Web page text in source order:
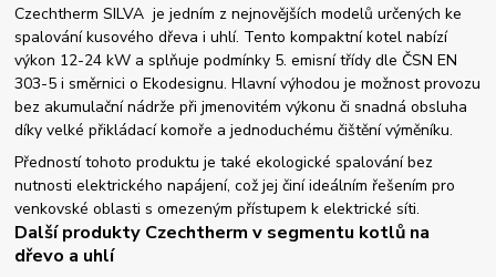
Czechtherm SILVA je jedním z nejnovějších modelů určených ke
spalování kusového dřeva i uhlí. Tento kompaktní kotel nabízí
výkon 12-24 kW a splňuje podmínky 5. emisní třídy dle ČSN EN
303-5 i směrnici o Ekodesignu. Hlavní výhodou je možnost provozu
bez akumulační nádrže při jmenovitém výkonu či snadná obsluha
díky velké přikládací komoře a jednoduchému čištění výměníku.
Předností tohoto produktu je také ekologické spalování bez
nutnosti elektrického napájení, což jej činí ideálním řešením pro
venkovské oblasti s omezeným přístupem k elektrické síti.
Další produkty Czechtherm v segmentu kotlů na
dřevo a uhlí